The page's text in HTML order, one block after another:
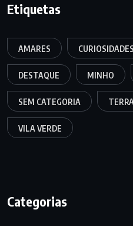
Etiquetas
AMARES CURIOSIDADES
DESTAQUE MINHO
SEM CATEGORIA
VILA VERDE
Categorias